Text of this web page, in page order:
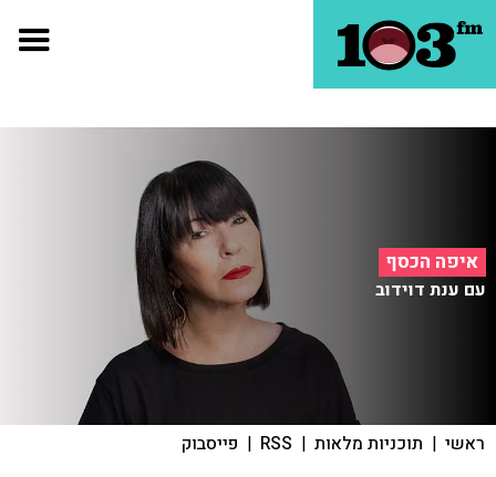
איפה הכסף
עם ענת דוידוב
ראשי | תוכניות מלאות |
RSS
| פייסבוק